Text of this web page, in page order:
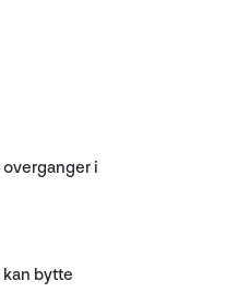
i
bytte